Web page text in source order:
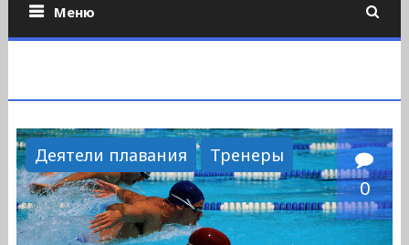
Меню
Деятели плавания Тренеры
0